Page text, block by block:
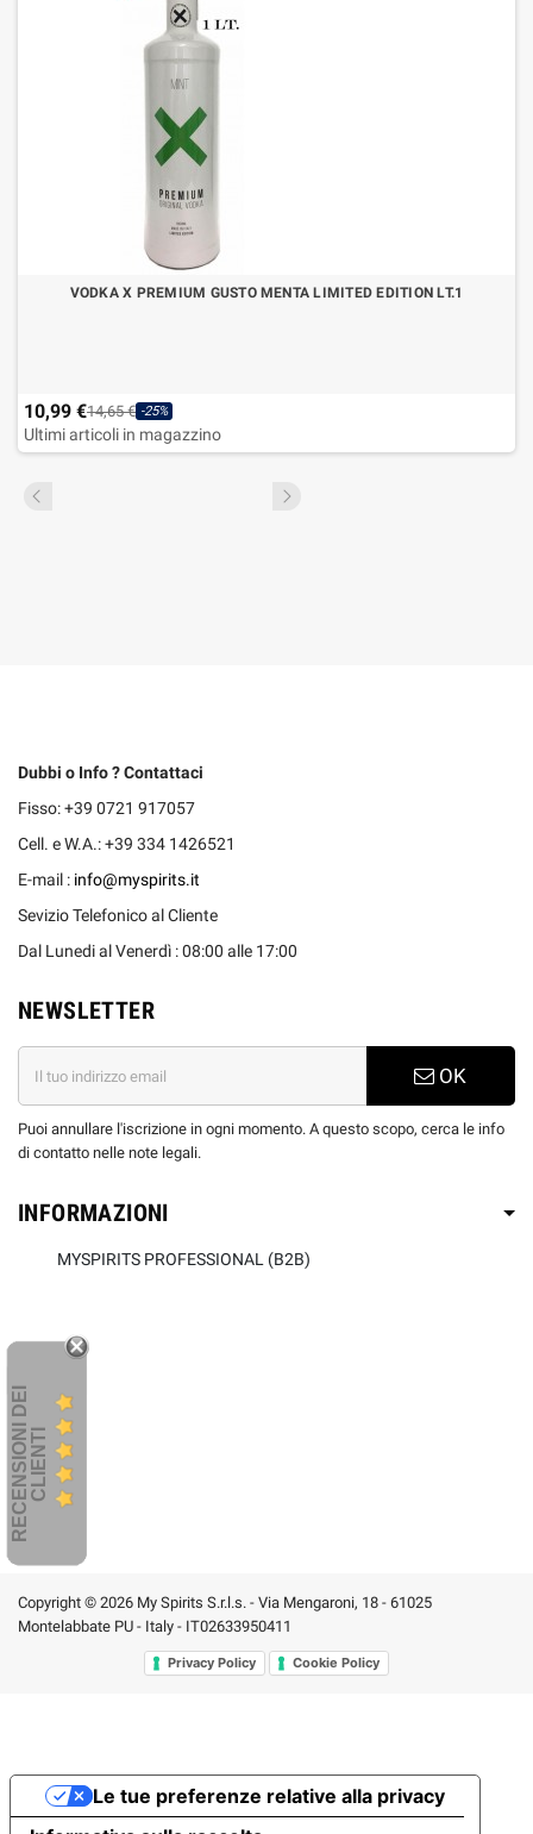
VODKA X PREMIUM GUSTO MENTA LIMITED EDITION LT.1
10,99 €14,65 € -25%
Ultimi articoli in magazzino
Dubbi o Info ? Contattaci
Fisso: +39 0721 917057
Cell. e W.A.: +39 334 1426521
E-mail : info@myspirits.it
Sevizio Telefonico al Cliente
Dal Lunedi al Venerdì : 08:00 alle 17:00
NEWSLETTER
OK
Puoi annullare l'iscrizione in ogni momento. A questo scopo, cerca le info
di contatto nelle note legali.
INFORMAZIONI
MYSPIRITS PROFESSIONAL (B2B)
R
E
C
E
N
S
I
ON
I
D
E
I
C
L
I
E
N
TI
Copyright © 2026 My Spirits S.r.l.s. - Via Mengaroni, 18 - 61025
Montelabbate PU - Italy - IT02633950411
Privacy Policy Cookie Policy
Le tue preferenze relative alla privacy